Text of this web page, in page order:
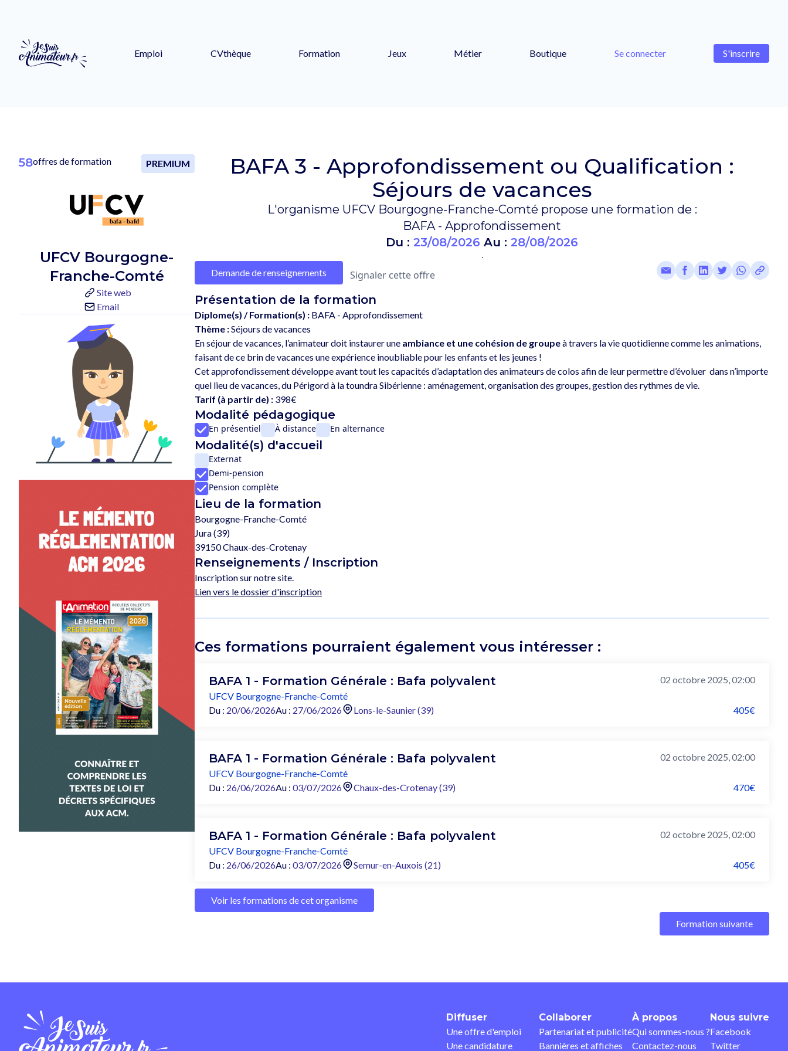
Emploi CVthèque Formation Jeux Métier Boutique Se connecter S'inscrire
58offres de formation PREMIUM
UFCV Bourgogne-
Franche-Comté
Site web
Email
BAFA 3 - Approfondissement ou Qualification :
Séjours de vacances
L'organisme UFCV Bourgogne-Franche-Comté propose une formation de :
BAFA - Approfondissement
Du : 23/08/2026 Au : 28/08/2026
.
Demande de renseignements Signaler cette offre
Présentation de la formation
Diplome(s) / Formation(s) : BAFA - Approfondissement
Thème :Séjours de vacances
En séjour de vacances, l’animateur doit instaurer une ambiance et une cohésion de groupe à travers la vie quotidienne comme les animations,
faisant de ce brin de vacances une expérience inoubliable pour les enfants et les jeunes !
Cet approfondissement développe avant tout les capacités d’adaptation des animateurs de colos afin de leur permettre d’évoluer  dans n’importe
Tarif (à partir de) : 398€
Modalité pédagogique
En présentiel À distance En alternance
Modalité(s) d'accueil
Externat
Demi-pension
Pension complète
Lieu de la formation
Bourgogne-Franche-Comté
Jura (39)
39150 Chaux-des-Crotenay
Renseignements / Inscription
Inscription sur notre site.
Lien vers le dossier d'inscription
Ces formations pourraient également vous intéresser :
BAFA 1 - Formation Générale : Bafa polyvalent
02 octobre 2025, 02:00
UFCV Bourgogne-Franche-Comté
Du : 20/06/2026Au : 27/06/2026 Lons-le-Saunier (39) 405€
BAFA 1 - Formation Générale : Bafa polyvalent
02 octobre 2025, 02:00
UFCV Bourgogne-Franche-Comté
Du : 26/06/2026Au : 03/07/2026 Chaux-des-Crotenay (39) 470€
BAFA 1 - Formation Générale : Bafa polyvalent
02 octobre 2025, 02:00
UFCV Bourgogne-Franche-Comté
Du : 26/06/2026Au : 03/07/2026 Semur-en-Auxois (21) 405€
Voir les formations de cet organisme
Formation suivante
Diffuser
Une offre d'emploi
Une candidature
Collaborer
Partenariat et publicité
Bannières et affiches
À propos
Qui sommes-nous ?
Contactez-nous
Nous suivre
Facebook
Twitter